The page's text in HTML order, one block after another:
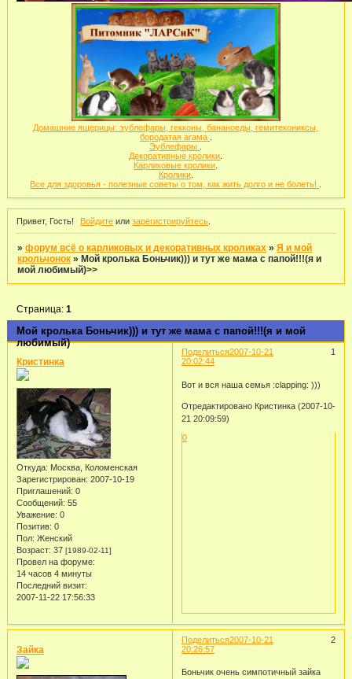
Домашние ящерицы: эублефары, гекконы, бананоеды, гемитекониксы,
бородатая агама
Эублефары
Декоративные кролики
Карликовые кролики
Кролики.
Все для здоровья - полезные советы о том, как жить долго и не болеть!
Привет, Гость! Войдите илизарегистрируйтесь
»форум всё о карликовых и декоративных кроликах »Я и мой
крольчонок » Мой кролька Боньчик))) и тут же мама с папой!!!(я и
мой любимый)>>
Мой кролька Боньчик))) и тут же мама с папой!!!(я и мой
любимый)
Страница:1
Поделиться 1
2007-10-21
20:02:44
Кристинка
Откуда: Москва, Коломенская
Зарегистрирован: 2007-10-19
Приглашений: 0
Сообщений: 55
Уважение: 0
Позитив: 0
Пол: Женский
Возраст: 37 [1989-02-11]
Провел на форуме:
14 часов 4 минуты
Последний визит:
2007-11-22 17:56:33
Вот и вся наша семья :clapping: )))
Отредактировано Кристинка (2007-10-
21 20:09:59)
0
Поделиться 2
2007-10-21
20:26:57
Зайка
Боньчик очень симпотичный зайка